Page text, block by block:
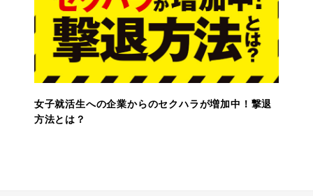
女子就活生への企業からのセクハラが増加中！撃退
方法とは？